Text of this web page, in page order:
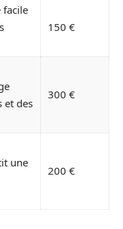
facile
150 €
et des
300 €
une
200 €